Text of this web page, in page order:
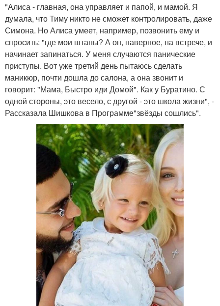
"Алиса - главная, она управляет и папой, и мамой. Я
думала, что Тиму никто не сможет контролировать, даже
Симона. Но Алиса умеет, например, позвонить ему и
спросить: "где мои штаны? А он, наверное, на встрече, и
начинает запинаться. У меня случаются панические
приступы. Вот уже третий день пытаюсь сделать
маникюр, почти дошла до салона, а она звонит и
говорит: "Мама, Быстро иди Домой". Как у Буратино. С
одной стороны, это весело, с другой - это школа жизни", -
Рассказала Шишкова в Программе"звёзды сошлись".